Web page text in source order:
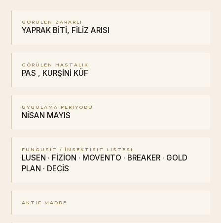
GÖRÜLEN ZARARLI
YAPRAK BİTİ, FİLİZ ARISI
GÖRÜLEN HASTALIK
PAS , KURŞİNİ KÜF
UYGULAMA PERIYODU
NİSAN MAYIS
FUNGUSIT / İNSEKTISIT LISTESI
LUSEN · FİZİON · MOVENTO · BREAKER · GOLD
PLAN · DECİS
AKTIF MADDE